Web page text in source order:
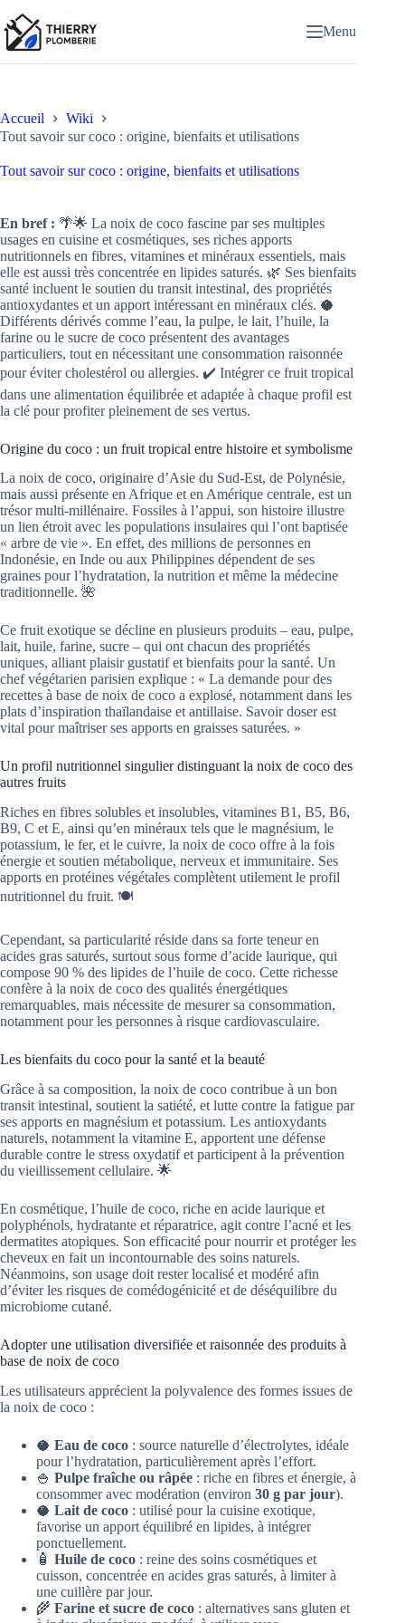
au
contenu
Menu
Accueil
Wiki
Tout savoir sur coco : origine, bienfaits et utilisations
Tout savoir sur coco : origine, bienfaits et utilisations
En bref : 🌴🌟 La noix de coco fascine par ses multiples
usages en cuisine et cosmétiques, ses riches apports
nutritionnels en fibres, vitamines et minéraux essentiels, mais
elle est aussi très concentrée en lipides saturés. 🌿 Ses bienfaits
santé incluent le soutien du transit intestinal, des propriétés
antioxydantes et un apport intéressant en minéraux clés. 🥥
Différents dérivés comme l’eau, la pulpe, le lait, l’huile, la
farine ou le sucre de coco présentent des avantages
particuliers, tout en nécessitant une consommation raisonnée
pour éviter cholestérol ou allergies. ✔️ Intégrer ce fruit tropical
dans une alimentation équilibrée et adaptée à chaque profil est
la clé pour profiter pleinement de ses vertus.
Origine du coco : un fruit tropical entre histoire et symbolisme
La noix de coco, originaire d’Asie du Sud-Est, de Polynésie,
mais aussi présente en Afrique et en Amérique centrale, est un
trésor multi-millénaire. Fossiles à l’appui, son histoire illustre
un lien étroit avec les populations insulaires qui l’ont baptisée
« arbre de vie ». En effet, des millions de personnes en
Indonésie, en Inde ou aux Philippines dépendent de ses
graines pour l’hydratation, la nutrition et même la médecine
traditionnelle. 🌺
Ce fruit exotique se décline en plusieurs produits – eau, pulpe,
lait, huile, farine, sucre – qui ont chacun des propriétés
uniques, alliant plaisir gustatif et bienfaits pour la santé. Un
chef végétarien parisien explique : « La demande pour des
recettes à base de noix de coco a explosé, notamment dans les
plats d’inspiration thaïlandaise et antillaise. Savoir doser est
vital pour maîtriser ses apports en graisses saturées. »
Un profil nutritionnel singulier distinguant la noix de coco des
autres fruits
Riches en fibres solubles et insolubles, vitamines B1, B5, B6,
B9, C et E, ainsi qu’en minéraux tels que le magnésium, le
potassium, le fer, et le cuivre, la noix de coco offre à la fois
énergie et soutien métabolique, nerveux et immunitaire. Ses
apports en protéines végétales complètent utilement le profil
nutritionnel du fruit. 🍽️
Cependant, sa particularité réside dans sa forte teneur en
acides gras saturés, surtout sous forme d’acide laurique, qui
compose 90 % des lipides de l’huile de coco. Cette richesse
confère à la noix de coco des qualités énergétiques
remarquables, mais nécessite de mesurer sa consommation,
notamment pour les personnes à risque cardiovasculaire.
Les bienfaits du coco pour la santé et la beauté
Grâce à sa composition, la noix de coco contribue à un bon
transit intestinal, soutient la satiété, et lutte contre la fatigue par
ses apports en magnésium et potassium. Les antioxydants
naturels, notamment la vitamine E, apportent une défense
durable contre le stress oxydatif et participent à la prévention
du vieillissement cellulaire. 🌟
En cosmétique, l’huile de coco, riche en acide laurique et
polyphénols, hydratante et réparatrice, agit contre l’acné et les
dermatites atopiques. Son efficacité pour nourrir et protéger les
cheveux en fait un incontournable des soins naturels.
Néanmoins, son usage doit rester localisé et modéré afin
d’éviter les risques de comédogénicité et de déséquilibre du
microbiome cutané.
Adopter une utilisation diversifiée et raisonnée des produits à
base de noix de coco
Les utilisateurs apprécient la polyvalence des formes issues de
la noix de coco :
🥥 Eau de coco : source naturelle d’électrolytes, idéale
pour l’hydratation, particulièrement après l’effort.
🍚 Pulpe fraîche ou râpée : riche en fibres et énergie, à
consommer avec modération (environ 30 g par jour).
🥥 Lait de coco : utilisé pour la cuisine exotique,
favorise un apport équilibré en lipides, à intégrer
ponctuellement.
🧴 Huile de coco : reine des soins cosmétiques et
cuisson, concentrée en acides gras saturés, à limiter à
une cuillère par jour.
🌾 Farine et sucre de coco : alternatives sans gluten et